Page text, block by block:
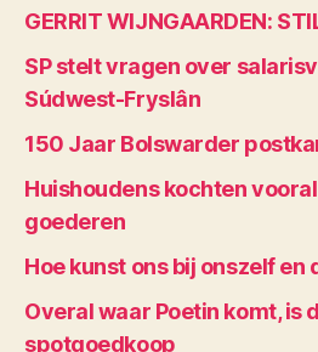
GERRIT WIJNGAARDEN:
SP stelt vragen over
Súdwest-Fryslân
150 Jaar Bolswarder
Huishoudens kochten
goederen
Hoe kunst ons bij onszelf en
Overal waar Poetin komt, is
spotgoedkoop